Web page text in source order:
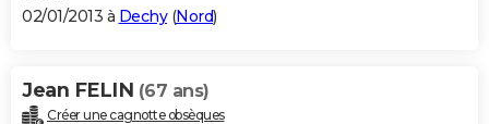
02/01/2013 à Dechy(Nord)
Jean FELIN (67 ans)
Créer une cagnotte obsèques